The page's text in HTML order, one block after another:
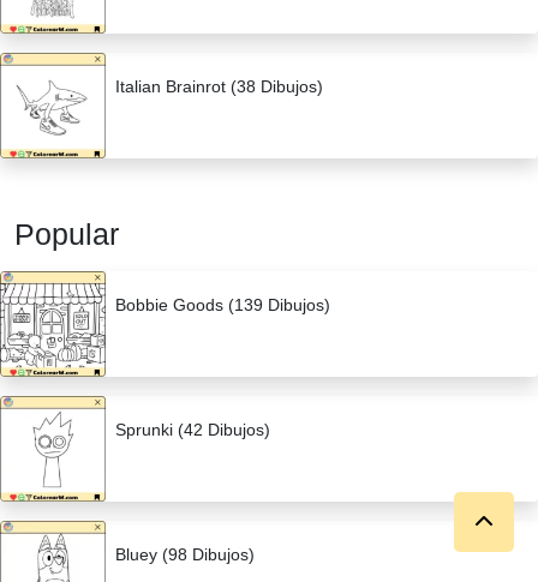
Italian Brainrot (38 Dibujos)
Popular
Bobbie Goods (139 Dibujos)
Sprunki (42 Dibujos)
Bluey (98 Dibujos)